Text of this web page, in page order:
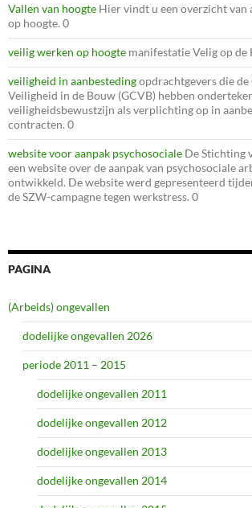
Vallen van hoogte Hier vindt u een overzicht van
op hoogte. 0
veilig werken op hoogte manifestatie Velig op de
veiligheid in aanbestedingopdrachtgevers die
Veiligheid in de Bouw (GCVB) hebben
veiligheidsbewustzijn als verplichting op in
contracten. 0
website voor aanpak psychosociale De Stichting
een website over de aanpak van psychosociale
ontwikkeld. De website werd gepresenteerd
de SZW-campagne tegen werkstress. 0
PAGINA
(Arbeids) ongevallen
dodelijke ongevallen 2026
periode 2011 – 2015
dodelijke ongevallen 2011
dodelijke ongevallen 2012
dodelijke ongevallen 2013
dodelijke ongevallen 2014